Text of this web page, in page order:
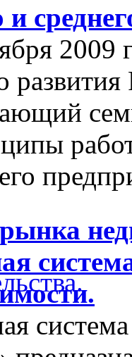
и
2009